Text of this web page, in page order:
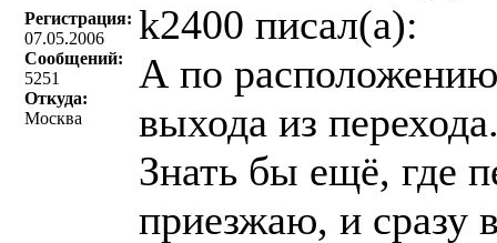
Регистрация:
07.05.2006
Сообщений:
5251
Откуда:
Москва
k2400 писал(a):
А по расположению
выхода из
Знать бы ещё, где
приезжаю, и сразу